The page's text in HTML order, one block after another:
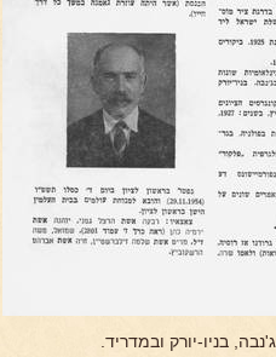
בניו-יורק ובמדריד.